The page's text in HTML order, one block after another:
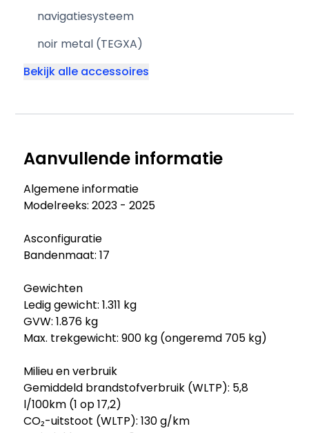
navigatiesysteem
noir metal (TEGXA)
Bekijk alle accessoires
Aanvullende informatie
Algemene informatie
Modelreeks: 2023 - 2025
Asconfiguratie
Bandenmaat: 17
Gewichten
Ledig gewicht: 1.311 kg
GVW: 1.876 kg
Max. trekgewicht: 900 kg (ongeremd 705 kg)
Milieu en verbruik
Gemiddeld brandstofverbruik (WLTP): 5,8
l/100km (1 op 17,2)
CO₂-uitstoot (WLTP): 130 g/km